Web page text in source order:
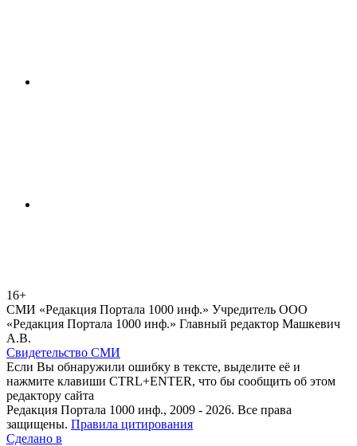
16+
СМИ «Редакция Портала 1000 инф.» Учредитель ООО
«Редакция Портала 1000 инф.» Главный редактор Машкевич
А.В.
Свидетельство СМИ
Если Вы обнаружили ошибку в тексте, выделите её и
нажмите клавиши CTRL+ENTER, что бы сообщить об этом
редактору сайта
Редакция Портала 1000 инф., 2009 - 2026. Все права
защищены. Правила цитирования
Сделано в